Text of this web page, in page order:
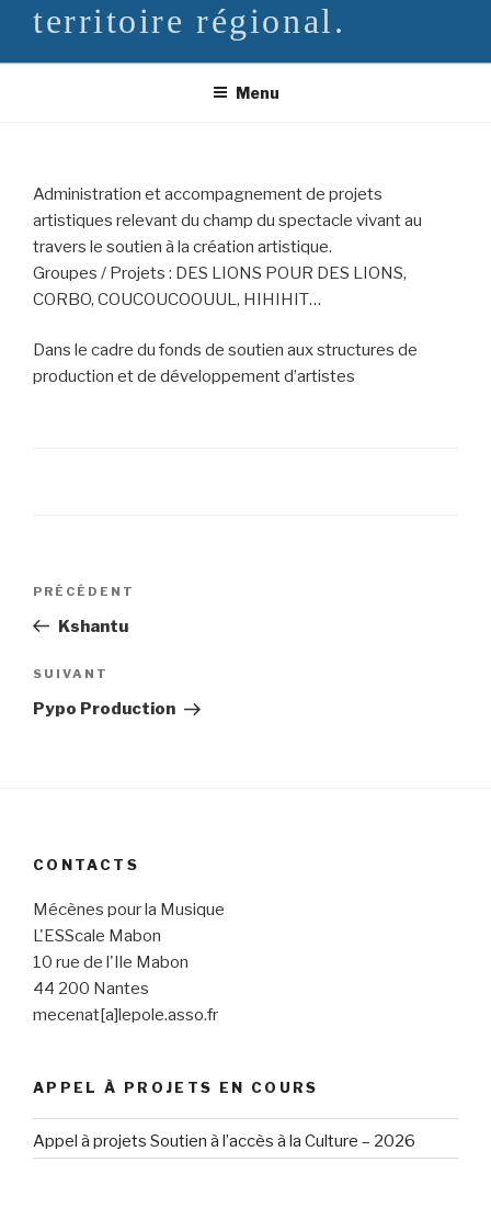
territoire régional.
Menu
Administration et accompagnement de projets
artistiques relevant du champ du spectacle vivant au
travers le soutien à la création artistique.
Groupes / Projets : DES LIONS POUR DES LIONS,
CORBO, COUCOUCOOUUL, HIHIHIT…
Dans le cadre du fonds de soutien aux structures de
production et de développement d’artistes
Navigation
Article
précédent
PRÉCÉDENT
Kshantu
Article
suivant
SUIVANT
Pypo Production
CONTACTS
Mécènes pour la Musique
L'ESScale Mabon
10 rue de l'Ile Mabon
44 200 Nantes
mecenat[a]lepole.asso.fr
APPEL À PROJETS EN COURS
Appel à projets Soutien à l’accès à la Culture – 2026